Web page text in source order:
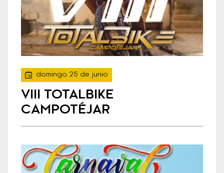
domingo 25 de junio
VIII TOTALBIKE
CAMPOTÉJAR